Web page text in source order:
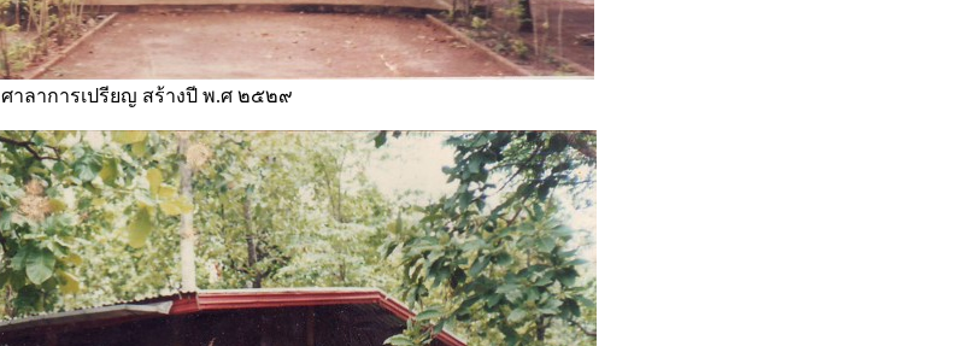
ศาลาการเปรียญ สร้างปี พ.ศ ๒๕๒๙